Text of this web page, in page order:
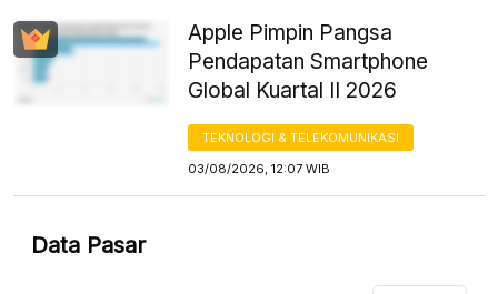
Apple Pimpin Pangsa
Pendapatan Smartphone
Global Kuartal II 2026
TEKNOLOGI & TELEKOMUNIKASI
03/08/2026, 12:07 WIB
Data Pasar